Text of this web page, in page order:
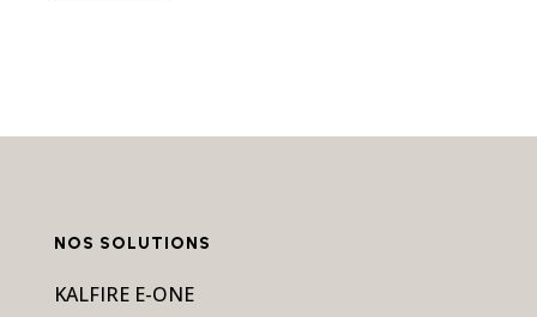
NOS SOLUTIONS
KALFIRE E-ONE